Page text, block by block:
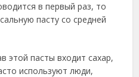
в первый раз, то
пасту со средней
этой пасты входит сахар,
используют люди,